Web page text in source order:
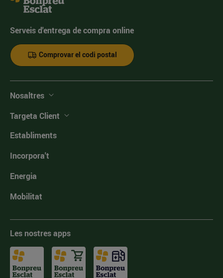
Serveis d'entrega de compra online
Comprovar el codi postal
Nosaltres
Targeta Client
Establiments
Incorpora't
Energia
Mobilitat
Les nostres apps